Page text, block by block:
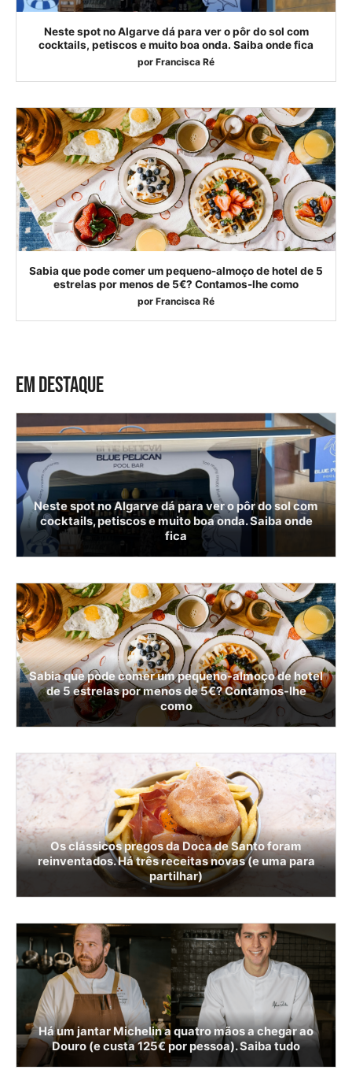
Neste spot no Algarve dá para ver o pôr do sol com
cocktails, petiscos e muito boa onda. Saiba onde fica
por Francisca Ré
Sabia que pode comer um pequeno-almoço de hotel de 5
estrelas por menos de 5€? Contamos-lhe como
por Francisca Ré
EM DESTAQUE
Neste spot no Algarve dá para ver o pôr do sol com
cocktails, petiscos e muito boa onda. Saiba onde
fica
Sabia que pode comer um pequeno-almoço de hotel
de 5 estrelas por menos de 5€? Contamos-lhe
como
Os clássicos pregos da Doca de Santo foram
reinventados. Há três receitas novas (e uma para
partilhar)
Há um jantar Michelin a quatro mãos a chegar ao
Douro (e custa 125€ por pessoa). Saiba tudo